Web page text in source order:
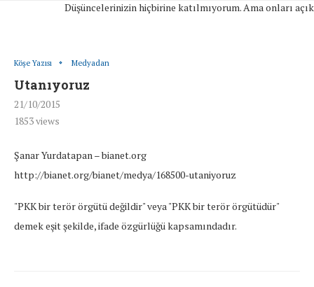
Düşüncelerinizin hiçbirine katılmıyorum. Ama onları
Köşe Yazısı Medyadan
Utanıyoruz
21/10/2015
1853views
Şanar Yurdatapan – bianet.org
http://bianet.org/bianet/medya/168500-utaniyoruz
"PKK bir terör örgütü değildir" veya "PKK bir terör örgütüdür"
demek eşit şekilde, ifade özgürlüğü kapsamındadır.